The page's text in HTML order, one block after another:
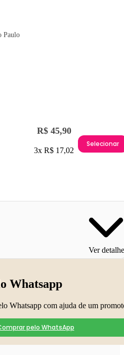
Paulo
R$ 45,90
3x R$ 17,02
Selecionar
Ver
Whatsapp
Whatsapp com ajuda de um
pelo WhatsApp